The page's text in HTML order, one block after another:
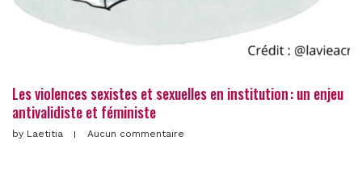
Les violences sexistes et sexuelles en institution : un enjeu
antivalidiste et féministe
by Laetitia Aucun commentaire